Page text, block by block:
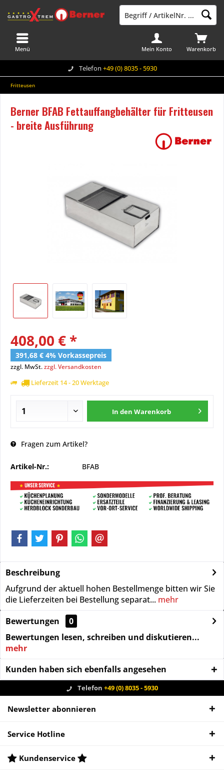
Telefon +49 (0) 8035 - 5930
Warenkorb
Mein Konto
Menü
Fritteusen
Berner BFAB Fettauffangbehälter für Fritteusen
- breite Ausführung
408,00 € *
391,68 € 4% Vorkassepreis
zzgl. MwSt.zzgl. Versandkosten
Lieferzeit 14 - 20 Werktage
In den Warenkorb
Fragen zum Artikel?
Artikel-Nr.: BFAB
Beschreibung
Aufgrund der aktuell hohen Bestellmenge bitten wir Sie
die Lieferzeiten bei Bestellung separat... mehr
Bewertungen
0
Bewertungen lesen, schreiben und diskutieren...
mehr
Kunden haben sich ebenfalls angesehen
Telefon +49 (0) 8035 - 5930
Newsletter abonnieren
Service Hotline
Kundenservice